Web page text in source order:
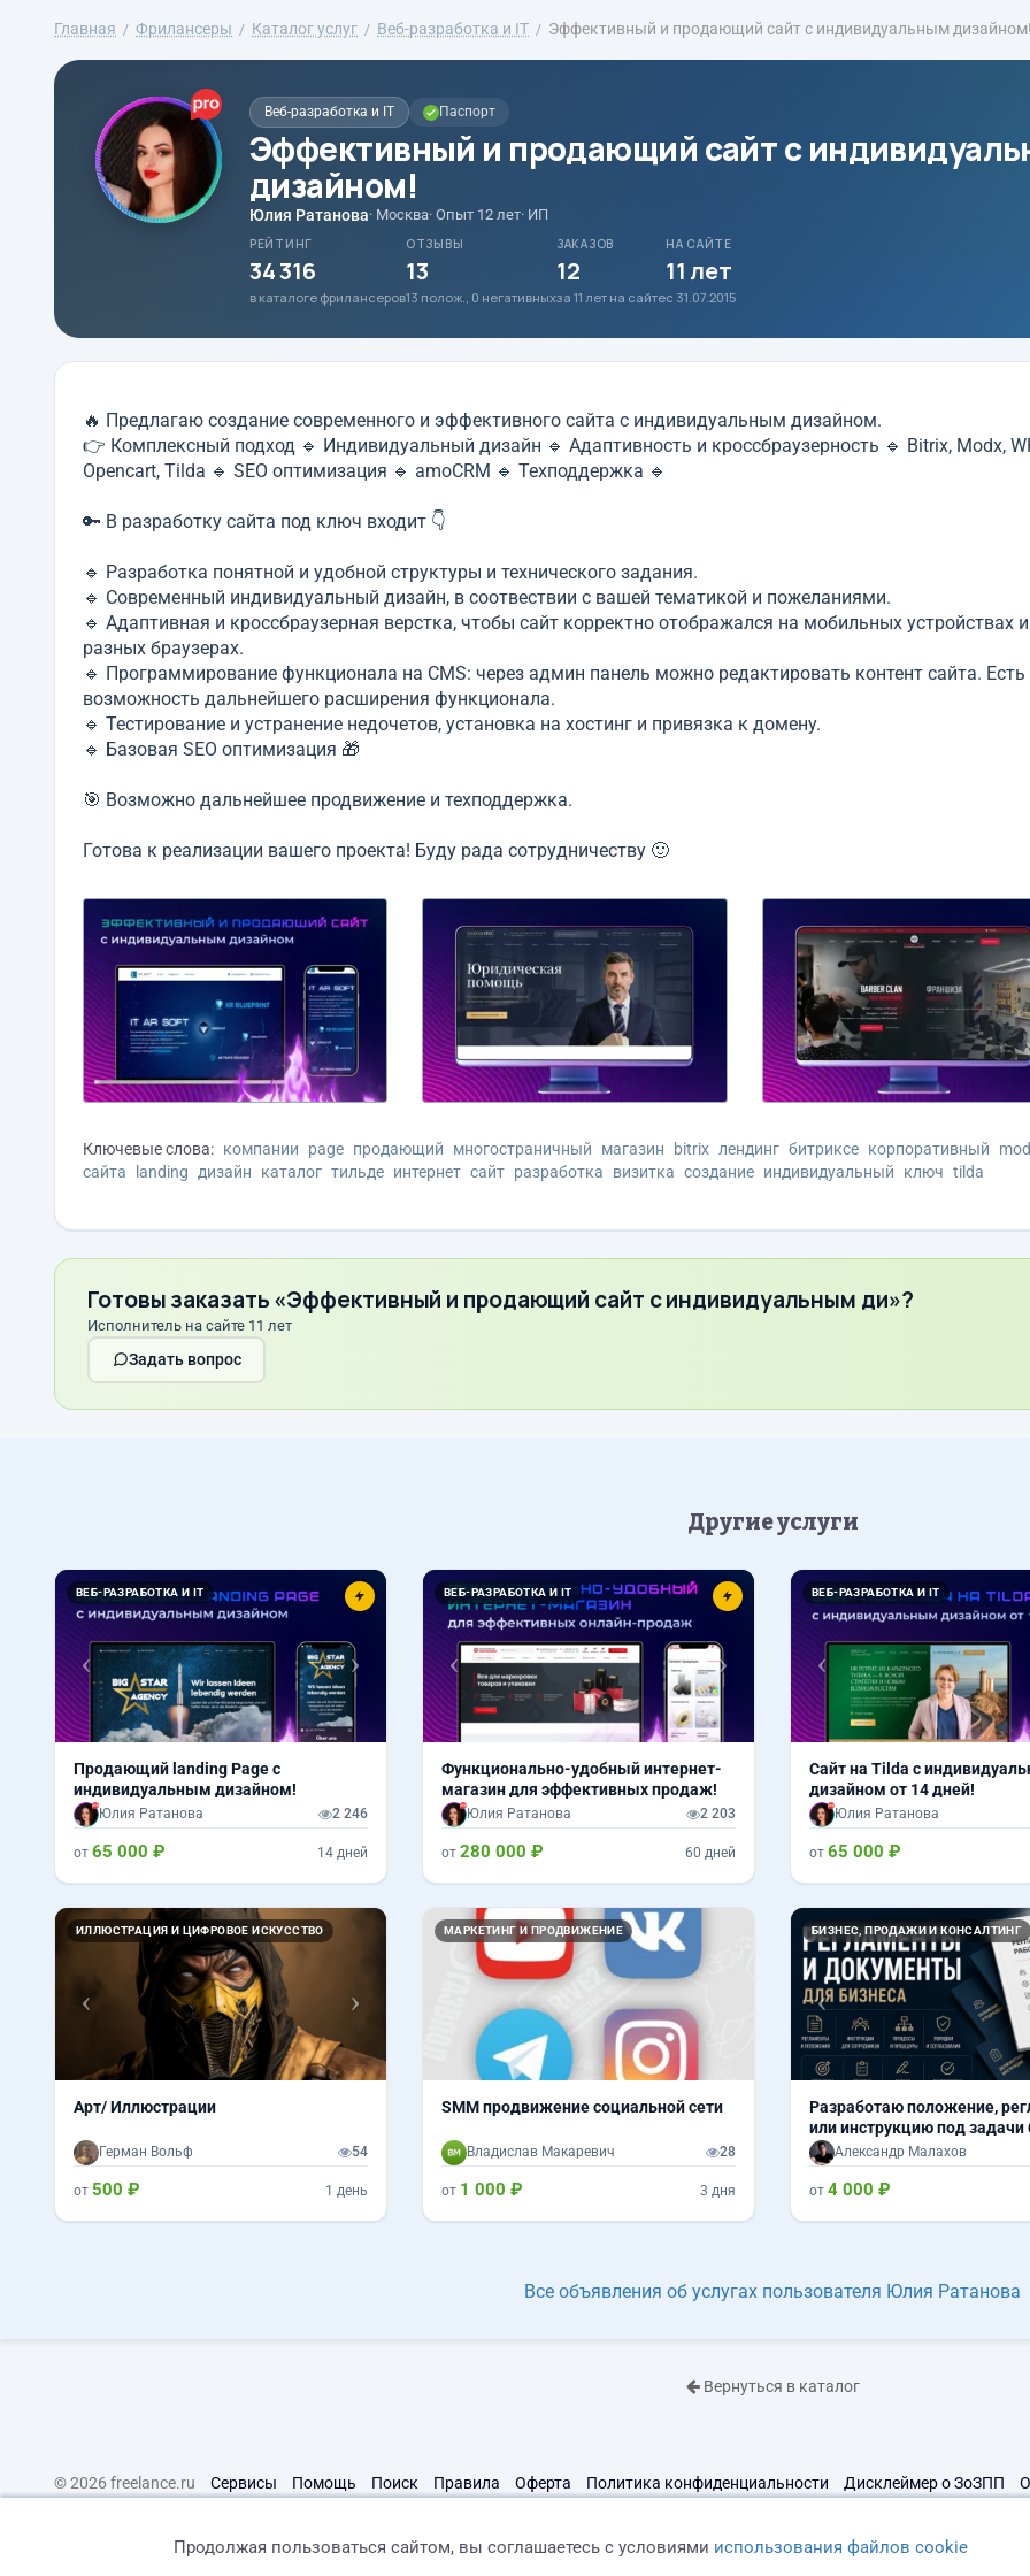
Главная Фрилансеры Каталог услуг Веб-разработка и IT Эффективный и продающий сайт с индивидуальным
Веб-разработка и IT Паспорт
Эффективный и продающий сайт с
дизайном!
Юлия Ратанова· Москва· Опыт 12 лет· ИП
РЕЙТИНГ
34 316
в каталоге фрилансеров
ОТЗЫВЫ
13
13 полож., 0 негативных
ЗАКАЗОВ
12
за 11 лет на сайте
НА САЙТЕ
11 лет
с 31.07.2015
🔥 Предлагаю создание современного и эффективного сайта с индивидуальным дизайном.
👉 Комплексный подход 🔹 Индивидуальный дизайн 🔹 Адаптивность и кроссбраузерность 🔹 Bitrix, Modx,
Opencart, Tilda 🔹 SEO оптимизация 🔹 amoCRM 🔹 Техподдержка 🔹
🔑 В разработку сайта под ключ входит 👇
🔹 Разработка понятной и удобной структуры и технического задания.
🔹 Современный индивидуальный дизайн, в соотвествии с вашей тематикой и пожеланиями.
🔹 Адаптивная и кроссбраузерная верстка, чтобы сайт корректно отображался на мобильных устройствах
разных браузерах.
🔹 Программирование функционала на CMS: через админ панель можно редактировать контент сайта. Есть
возможность дальнейшего расширения функционала.
🔹 Тестирование и устранение недочетов, установка на хостинг и привязка к домену.
🔹 Базовая SEO оптимизация 🎁
🎯 Возможно дальнейшее продвижение и техподдержка.
Готова к реализации вашего проекта! Буду рада сотрудничеству 🙂
Ключевые слова: компании page продающий многостраничный магазин bitrix лендинг битриксе корпоративный
сайта
landing дизайн каталог тильде интернет сайт разработка визитка создание индивидуальный ключ tilda
Готовы заказать «Эффективный и продающий сайт с индивидуальным ди»?
Исполнитель на сайте 11 лет
Задать вопрос
Другие услуги
ВЕБ-РАЗРАБОТКА И IT
Назад Вперед
Продающий landing Page с
индивидуальным дизайном!
Юлия Ратанова 2 246
от 65 000 ₽ 14 дней
ВЕБ-РАЗРАБОТКА И IT
Назад Вперед
Функционально-удобный интернет-
магазин для эффективных продаж!
Юлия Ратанова 2 203
от 280 000 ₽ 60 дней
ВЕБ-РАЗРАБОТКА И IT
Назад
Сайт на Tilda с
дизайном от 14 дней!
Юлия Ратанова
от 65 000 ₽
ИЛЛЮСТРАЦИЯ И ЦИФРОВОЕ ИСКУССТВО
Назад Вперед
Арт/ Иллюстрации
Герман Вольф 54
от 500 ₽ 1 день
МАРКЕТИНГ И ПРОДВИЖЕНИЕ
SMM продвижение социальной сети
Владислав Макаревич 28
от 1 000 ₽ 3 дня
БИЗНЕС, ПРОДАЖИ И КОНСАЛТИНГ
Назад
Разработаю положение,
или инструкцию под задачи
Александр Малахов
от 4 000 ₽
Все объявления об услугах пользователя Юлия Ратанова
Вернуться в каталог
© 2026 freelance.ru Сервисы Помощь Поиск Правила Оферта Политика конфиденциальности Дисклеймер о ЗоЗПП
Продолжая пользоваться сайтом, вы соглашаетесь с условиями использования файлов cookie